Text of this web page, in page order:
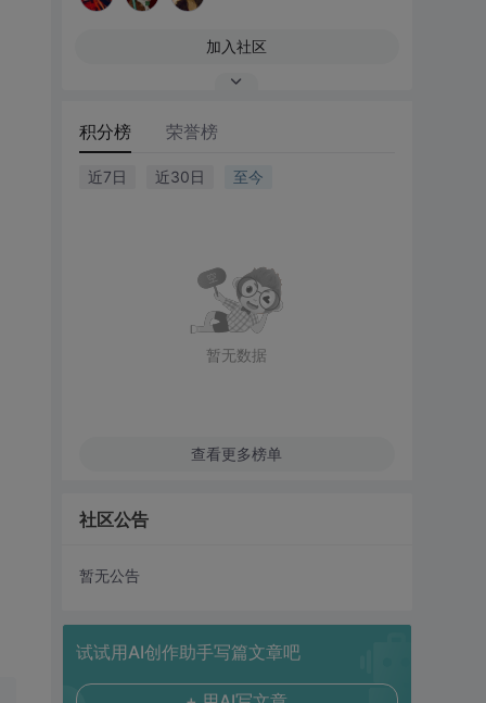
加入社区
积分榜 荣誉榜
近7日 近30日 至今
暂无数据
查看更多榜单
社区公告
暂无公告
试试用AI创作助手写篇文章吧